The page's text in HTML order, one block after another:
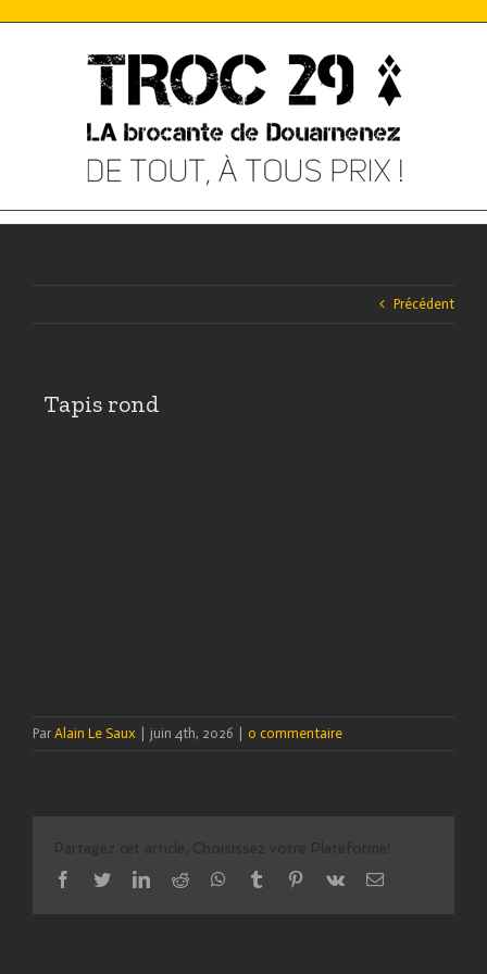
Précédent
Tapis rond
Par Alain Le Saux juin 4th, 2026 0 commentaire
Partagez cet article, Choisissez votre Plateforme!
facebook
twitterlinkedinreddit whatsapptumblr pinterest
vk Email